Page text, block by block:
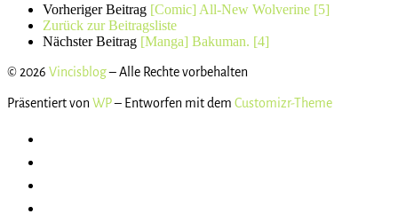
Vorheriger Beitrag [Comic] All-New Wolverine [5]
Zurück zur Beitragsliste
Nächster Beitrag [Manga] Bakuman. [4]
© 2026 Vincisblog– Alle Rechte vorbehalten
Präsentiert von WP– Entworfen mit dem Customizr-Theme